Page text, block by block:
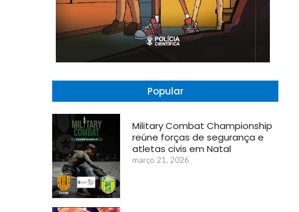
Popular
Military Combat Championship
reúne forças de segurança e
atletas civis em Natal
março 21, 2026